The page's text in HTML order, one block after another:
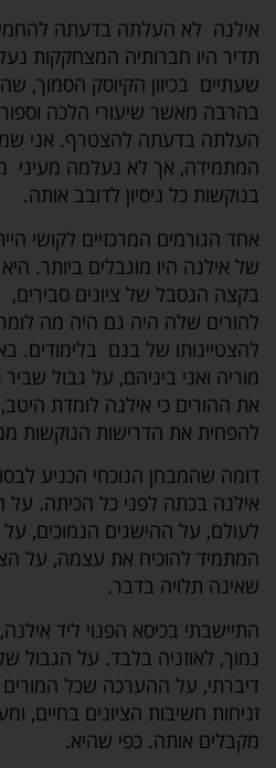
אילנה לא העלתה בדעתה
תדיר היו חברותיה המצחקקות
שעתיים בכיוון הקיוסק הסמוך,
בהרבה מאשר שיעורי הלכה
העלתה בדעתה להצטרף. אני
המתמידה, אך לא נעלמה מעיני
בנוקשות כל ניסיון לדובב אותה.
אחד הגורמים המרכזיים לקושי
של אילנה היו מוגבלים ביותר.
בקצה הנסבל של ציונים
להורים שלה היה גם היה מה
להצטיינותו של בנם בלימודים.
מוריה ואני ביניהם, על גבול
את ההורים כי אילנה לומדת
להפחית את הדרישות הנוקשות
דומה שהמבחן הנוכחי הכניע
אילנה בכתה לפני כל הכיתה. על
לעולם, על ההישגים הנמוכים,
המתמיד להוכיח את עצמה, על
שאינה תלויה בדבר.
התיישבתי בכיסא הפנוי ליד
נמוך, לאוזניה בלבד. על הגבול
דיברתי, על ההערכה שכל
זניחות חשיבות הציונים בחיים,
מקבלים אותה. כפי שהיא.